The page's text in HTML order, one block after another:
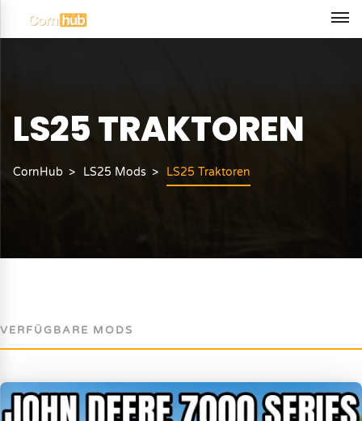
LS25 TRAKTOREN
CornHub LS25 Mods LS25 Traktoren